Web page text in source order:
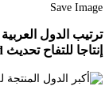
Save Image
ترتيب الدول العربية
إنتاجا للتفاح تحديث Youtube Apple Fruit Food